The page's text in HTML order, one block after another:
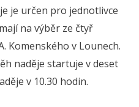
je určen pro jednotlivce
na výběr ze čtyř
Komenského v Lounech.
naděje startuje v deset
v 10.30 hodin.